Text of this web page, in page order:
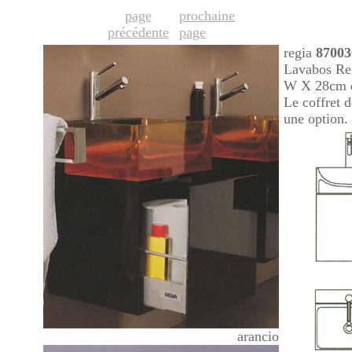
page
précédente
prochaine
page
arancio
regia
Lavabos
W X 28cm
Le coffret
une option.